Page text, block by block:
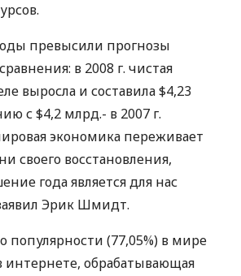
превысили прогнозы
в 2008 г. чистая
выросла и составила $4,23
с $4,2 млрд.- в 2007 г.
экономика переживает
своего восстановления,
года является для нас
Эрик Шмидт.
популярности (77,05%) в мире
интернете, обрабатывающая